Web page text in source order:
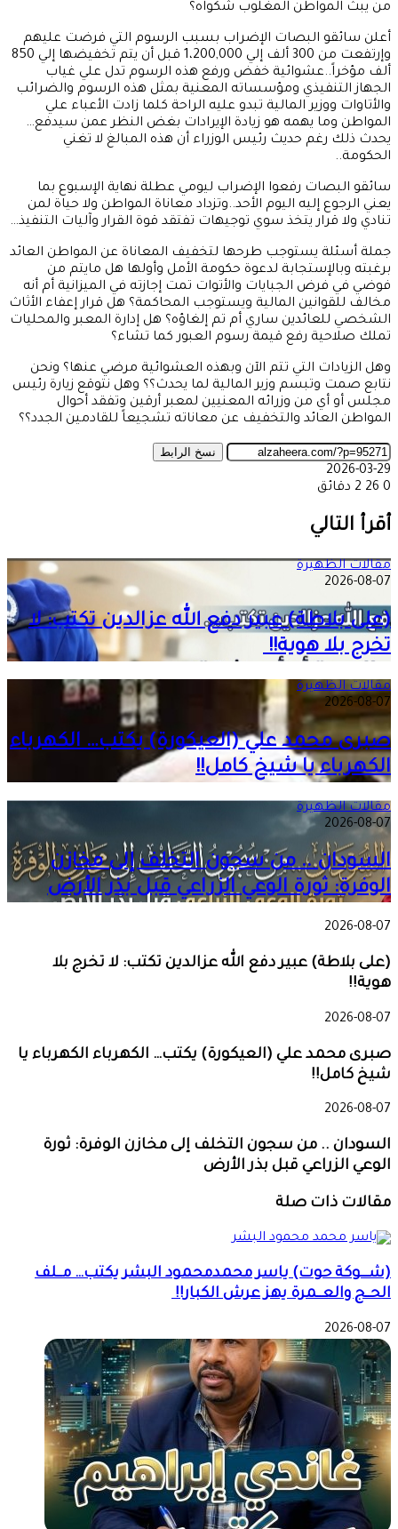
من يبث المواطن المغلوب شكواه؟
أعلن سائقو البصات الإضراب بسبب الرسوم التي فرضت عليهم
وإرتفعت من 300 ألف إلي 1،200,000 قبل أن يتم تخفيضها إلي 850
ألف مؤخراً..عشوائية خفض ورفع هذه الرسوم تدل علي غياب
الجهاز التنفيذي ومؤسساته المعنية بمثل هذه الرسوم والضرائب
والأتاوات ووزير المالية تبدو عليه الراحة كلما زادت الأعباء علي
المواطن وما يهمه هو زيادة الإيرادات بغض النظر عمن سيدفع…
يحدث ذلك رغم حديث رئيس الوزراء أن هذه المبالغ لا تغني
الحكومة..
سائقو البصات رفعوا الإضراب ليومي عطلة نهاية الإسبوع بما
يعني الرجوع إليه اليوم الأحد..وتزداد معاناة المواطن ولا حياة لمن
تنادي ولا قرار يتخذ سوي توجيهات تفتقد قوة القرار وآليات التنفيذ…
جملة أسئلة يستوجب طرحها لتخفيف المعاناة عن المواطن العائد
برغبته وبالإستجابة لدعوة حكومة الأمل وأولها هل مايتم من
فوضي في فرض الجبايات والأتوات تمت إجازته في الميزانية أم أنه
مخالف للقوانين المالية ويستوجب المحاكمة؟ هل قرار إعفاء الأثاث
الشخصي للعائدين ساري أم تم إلغاؤه؟ هل إدارة المعبر والمحليات
تملك صلاحية رفع قيمة رسوم العبور كما تشاء؟
وهل الزيادات التي تتم الآن وبهذه العشوائية مرضي عنها؟ ونحن
نتابع صمت وتبسم وزير المالية لما يحدث؟؟ وهل نتوقع زيارة رئيس
مجلس أو أي من وزرائه المعنيين لمعبر أرقين وتفقد أحوال
المواطن العائد والتخفيف عن معاناته تشجيعاً للقادمين الجدد؟؟
نسخ الرابط
2026-03-29
0
2 دقائق
عبر
البريد
أقرأ التالي
مقالات الظهيرة
2026-08-07
(على بلاطة) عبير دفع الله عزالدين تكتب: لا
تخرج بلا هوية!!
مقالات الظهيرة
2026-08-07
صبرى محمد علي (العيكورة) يكتب… الكهرباء
الكهرباء يا شيخ كامل!!
مقالات الظهيرة
2026-08-07
السودان .. من سجون التخلف إلى مخازن
الوفرة: ثورة الوعي الزراعي قبل بذر الأرض
2026-08-07
(على بلاطة) عبير دفع الله عزالدين تكتب: لا تخرج بلا
هوية!!
2026-08-07
صبرى محمد علي (العيكورة) يكتب… الكهرباء الكهرباء يا
شيخ كامل!!
2026-08-07
السودان .. من سجون التخلف إلى مخازن الوفرة: ثورة
الوعي الزراعي قبل بذر الأرض
مقالات ذات صلة
(شـــوكة حوت) ياسر محمدمحمود البشر يكتب… مــلف
الحــج والعــمرة يهز عرش الكبار!!
2026-08-07